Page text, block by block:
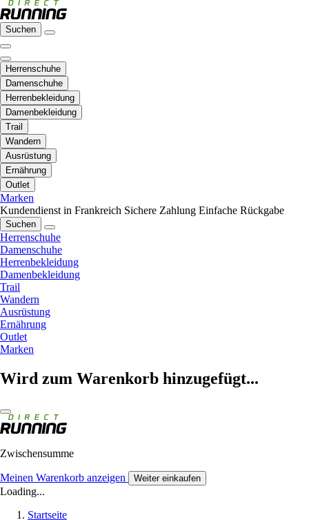
Suchen
Herrenschuhe
Damenschuhe
Herrenbekleidung
Damenbekleidung
Trail
Wandern
Ausrüstung
Ernährung
Outlet
Marken
Kundendienst in Frankreich Sichere Zahlung Einfache Rückgabe
Suchen
Herrenschuhe
Damenschuhe
Herrenbekleidung
Damenbekleidung
Trail
Wandern
Ausrüstung
Ernährung
Outlet
Marken
Wird zum Warenkorb hinzugefügt...
Zwischensumme
Meinen Warenkorb anzeigen Weiter einkaufen
Loading...
Startseite